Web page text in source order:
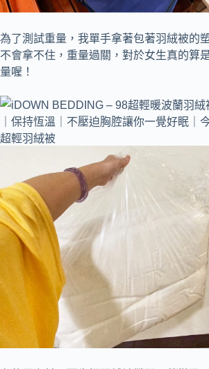
為了測試重量，我單手拿著包著羽絨被的
不會拿不住，重量過關，對於女生真的算
量喔！